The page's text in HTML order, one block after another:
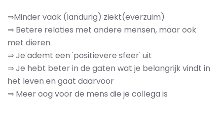
⇒Minder vaak (landurig) ziekt(everzuim)
⇒ Betere relaties met andere mensen, maar ook
met dieren
⇒ Je ademt een 'positievere sfeer' uit
⇒ Je hebt beter in de gaten wat je belangrijk vindt in
het leven en gaat daarvoor
⇒ Meer oog voor de mens die je collega is